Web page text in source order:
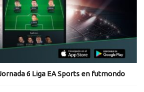
6 Liga EA Sports en futmondo